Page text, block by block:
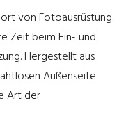
von Fotoausrüstung.
Zeit beim Ein- und
Hergestellt aus
Außenseite
Art der